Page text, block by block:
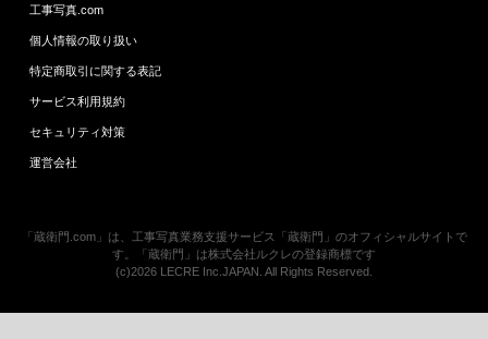
工事写真.com
個人情報の取り扱い
特定商取引に関する表記
サービス利用規約
セキュリティ対策
運営会社
「蔵衛門.com」は、工事写真業務支援サービス「蔵衛門」のオフィシャルサイトで
す。「蔵衛門」は株式会社ルクレの登録商標です
(c)2026 LECRE Inc.JAPAN. All Rights Reserved.